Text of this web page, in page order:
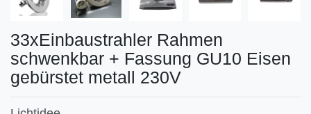
33xEinbaustrahler Rahmen
schwenkbar + Fassung GU10 Eisen
gebürstet metall 230V